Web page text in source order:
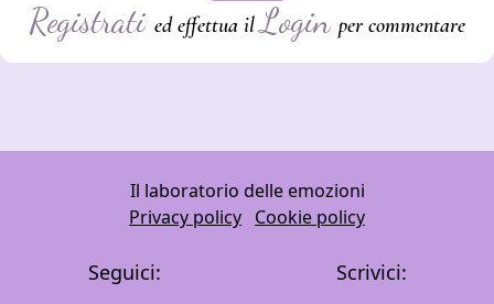
Registrati ed effettua ilLogin per commentare
Il laboratorio delle emozioni
Privacy policy Cookie policy
Seguici: Scrivici: